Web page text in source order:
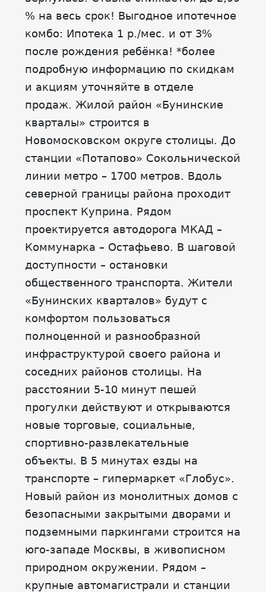
% на весь срок! Выгодное ипотечное
комбо: Ипотека 1 р./мес. и от 3%
после рождения ребёнка! *более
подробную информацию по скидкам
и акциям уточняйте в отделе
продаж. Жилой район «Бунинские
кварталы» строится в
Новомосковском округе столицы. До
станции «Потапово» Сокольнической
линии метро – 1700 метров. Вдоль
северной границы района проходит
проспект Куприна. Рядом
проектируется автодорога МКАД –
Коммунарка – Остафьево. В шаговой
доступности – остановки
общественного транспорта. Жители
«Бунинских кварталов» будут с
комфортом пользоваться
полноценной и разнообразной
инфраструктурой своего района и
соседних районов столицы. На
расстоянии 5-10 минут пешей
прогулки действуют и открываются
новые торговые, социальные,
спортивно-развлекательные
объекты. В 5 минутах езды на
транспорте – гипермаркет «Глобус».
Новый район из монолитных домов с
безопасными закрытыми дворами и
подземными паркингами строится на
юго-западе Москвы, в живописном
природном окружении. Рядом –
крупные автомагистрали и станции